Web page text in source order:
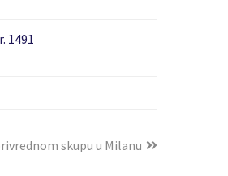
1491
skupu u Milanu